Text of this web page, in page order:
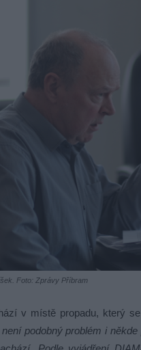
Foto: Zprávy Příbram
v místě propadu, který
podobný problém i